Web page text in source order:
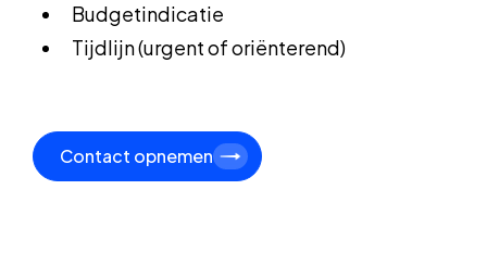
Budgetindicatie
Tijdlijn (urgent of oriënterend)
Contact opnemen